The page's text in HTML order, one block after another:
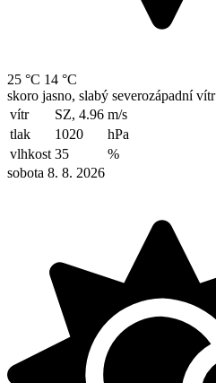
25 °C 14 °C
skoro jasno, slabý severozápadní vítr
vítr
SZ, 4.96 m/s
tlak
1020
hPa
vlhkost 35
%
sobota 8. 8. 2026